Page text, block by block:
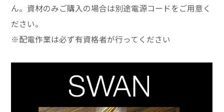
ん。資材のみご購入の場合は別途電源コードをご用意く
ださい。
※配電作業は必ず有資格者が行ってください